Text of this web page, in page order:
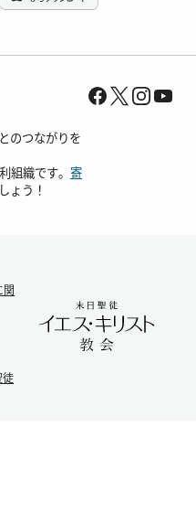
のつながりを
組織です。 寄
ょう！
関
徒